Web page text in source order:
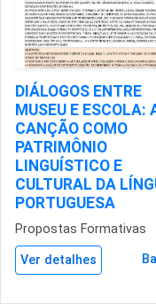
DIÁLOGOS ENTRE
MUSEU E ESCOLA:
CANÇÃO COMO
PATRIMÔNIO
LINGUÍSTICO E
CULTURAL DA
PORTUGUESA
Propostas Formativas
Ver detalhes